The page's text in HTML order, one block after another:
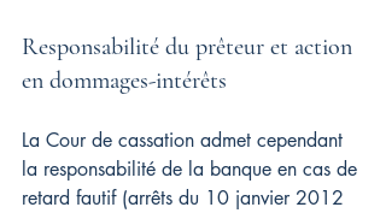
Responsabilité du prêteur et action
en dommages-intérêts
La Cour de cassation admet cependant
la responsabilité de la banque en cas de
retard fautif (arrêts du 10 janvier 2012